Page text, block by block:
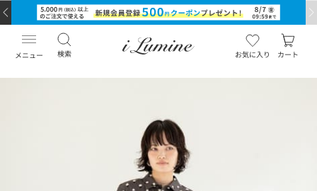
メニュー 検索 お気に入り カート